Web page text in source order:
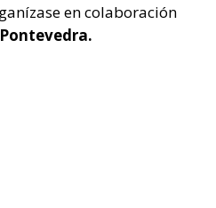
en colaboración